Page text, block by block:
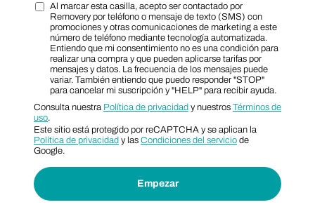
Zip Code
Marketing SMS Consent Terms
Al marcar esta casilla, acepto ser contactado por
Removery por teléfono o mensaje de texto (SMS) con
promociones y otras comunicaciones de marketing a este
número de teléfono mediante tecnología automatizada.
Entiendo que mi consentimiento no es una condición para
realizar una compra y que pueden aplicarse tarifas por
mensajes y datos. La frecuencia de los mensajes puede
variar. También entiendo que puedo responder "STOP"
para cancelar mi suscripción y "HELP" para recibir ayuda.
Consulta nuestra Política de privacidad y nuestros Términos de
uso.
Este sitio está protegido por reCAPTCHA y se aplican la
Política de privacidad y las Condiciones del servicio de
Google.